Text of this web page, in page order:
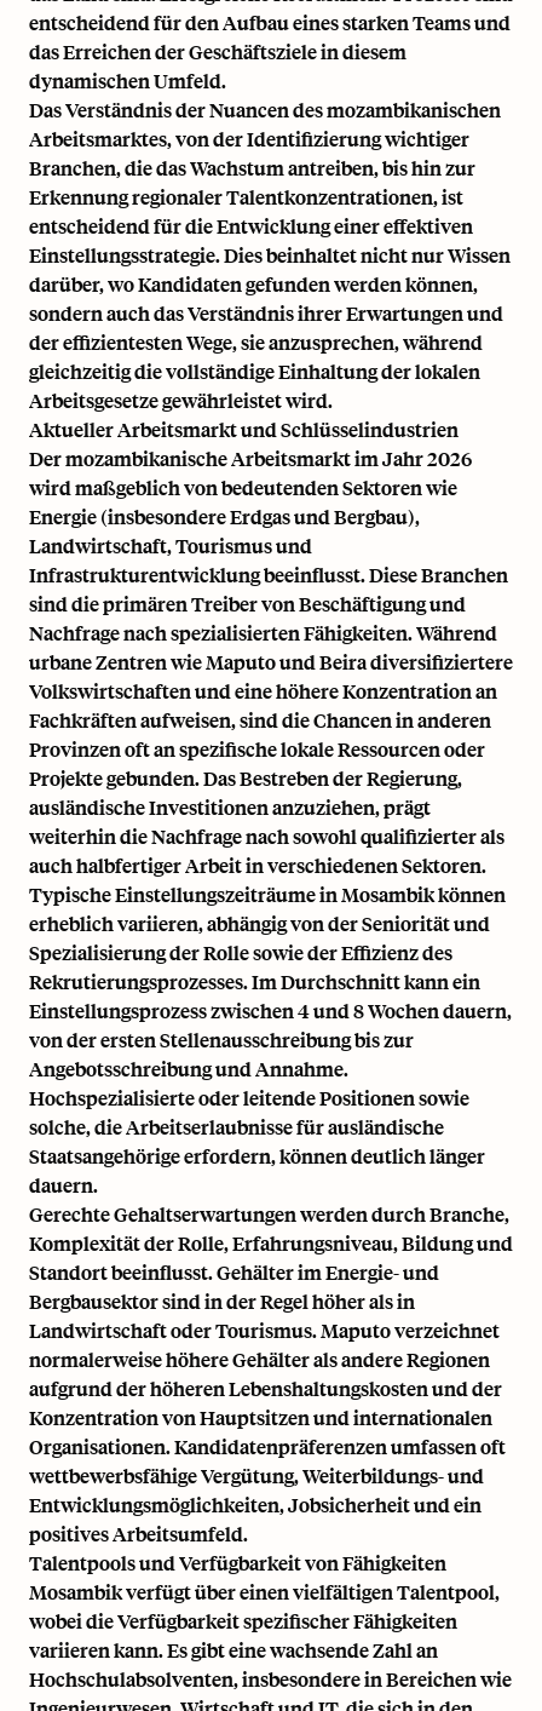
entscheidend für den Aufbau eines starken Teams und
das Erreichen der Geschäftsziele in diesem
dynamischen Umfeld.
Das Verständnis der Nuancen des mozambikanischen
Arbeitsmarktes, von der Identifizierung wichtiger
Branchen, die das Wachstum antreiben, bis hin zur
Erkennung regionaler Talentkonzentrationen, ist
entscheidend für die Entwicklung einer effektiven
Einstellungsstrategie. Dies beinhaltet nicht nur Wissen
darüber, wo Kandidaten gefunden werden können,
sondern auch das Verständnis ihrer Erwartungen und
der effizientesten Wege, sie anzusprechen, während
gleichzeitig die vollständige Einhaltung der lokalen
Arbeitsgesetze gewährleistet wird.
Aktueller Arbeitsmarkt und Schlüsselindustrien
Der mozambikanische Arbeitsmarkt im Jahr 2026
wird maßgeblich von bedeutenden Sektoren wie
Energie (insbesondere Erdgas und Bergbau),
Landwirtschaft, Tourismus und
Infrastrukturentwicklung beeinflusst. Diese Branchen
sind die primären Treiber von Beschäftigung und
Nachfrage nach spezialisierten Fähigkeiten. Während
urbane Zentren wie Maputo und Beira diversifiziertere
Volkswirtschaften und eine höhere Konzentration an
Fachkräften aufweisen, sind die Chancen in anderen
Provinzen oft an spezifische lokale Ressourcen oder
Projekte gebunden. Das Bestreben der Regierung,
ausländische Investitionen anzuziehen, prägt
weiterhin die Nachfrage nach sowohl qualifizierter als
auch halbfertiger Arbeit in verschiedenen Sektoren.
Typische Einstellungszeiträume in Mosambik können
erheblich variieren, abhängig von der Seniorität und
Spezialisierung der Rolle sowie der Effizienz des
Rekrutierungsprozesses. Im Durchschnitt kann ein
Einstellungsprozess zwischen 4 und 8 Wochen dauern,
von der ersten Stellenausschreibung bis zur
Angebotsschreibung und Annahme.
Hochspezialisierte oder leitende Positionen sowie
solche, die Arbeitserlaubnisse für ausländische
Staatsangehörige erfordern, können deutlich länger
dauern.
Gerechte Gehaltserwartungen werden durch Branche,
Komplexität der Rolle, Erfahrungsniveau, Bildung und
Standort beeinflusst. Gehälter im Energie- und
Bergbausektor sind in der Regel höher als in
Landwirtschaft oder Tourismus. Maputo verzeichnet
normalerweise höhere Gehälter als andere Regionen
aufgrund der höheren Lebenshaltungskosten und der
Konzentration von Hauptsitzen und internationalen
Organisationen. Kandidatenpräferenzen umfassen oft
wettbewerbsfähige Vergütung, Weiterbildungs- und
Entwicklungsmöglichkeiten, Jobsicherheit und ein
positives Arbeitsumfeld.
Talentpools und Verfügbarkeit von Fähigkeiten
Mosambik verfügt über einen vielfältigen Talentpool,
wobei die Verfügbarkeit spezifischer Fähigkeiten
variieren kann. Es gibt eine wachsende Zahl an
Hochschulabsolventen, insbesondere in Bereichen wie